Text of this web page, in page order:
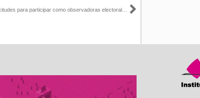
Siguiente